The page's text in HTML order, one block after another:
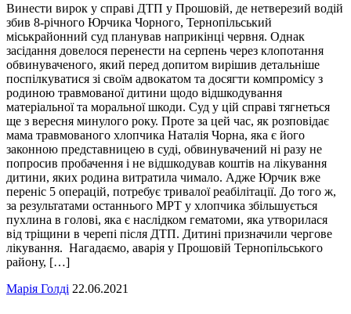
Винести вирок у справі ДТП у Прошовій, де нетверезий водій
збив 8-річного Юрчика Чорного, Тернопільський
міськрайонний суд планував наприкінці червня. Однак
засідання довелося перенести на серпень через клопотання
обвинуваченого, який перед допитом вирішив детальніше
поспілкуватися зі своїм адвокатом та досягти компромісу з
родиною травмованої дитини щодо відшкодування
матеріальної та моральної шкоди. Суд у цій справі тягнеться
ще з вересня минулого року. Проте за цей час, як розповідає
мама травмованого хлопчика Наталія Чорна, яка є його
законною представницею в суді, обвинувачений ні разу не
попросив пробачення і не відшкодував коштів на лікування
дитини, яких родина витратила чимало. Адже Юрчик вже
переніс 5 операцій, потребує тривалої реабілітації. До того ж,
за результатами останнього МРТ у хлопчика збільшується
пухлина в голові, яка є наслідком гематоми, яка утворилася
від тріщини в черепі після ДТП. Дитині призначили чергове
лікування. Нагадаємо, аварія у Прошовій Тернопільського
району, […]
Марія Голді 22.06.2021